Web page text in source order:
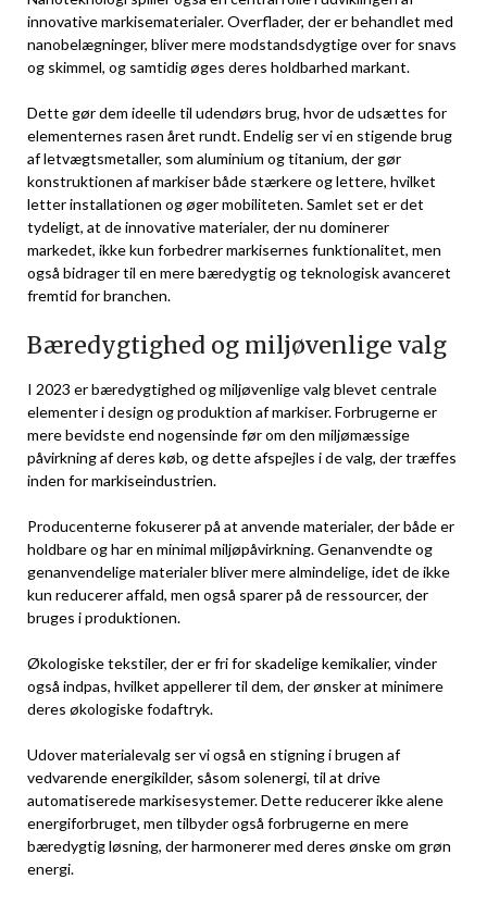
innovative markisematerialer. Overflader, der er behandlet med
nanobelægninger, bliver mere modstandsdygtige over for snavs
og skimmel, og samtidig øges deres holdbarhed markant.
Dette gør dem ideelle til udendørs brug, hvor de udsættes for
elementernes rasen året rundt. Endelig ser vi en stigende brug
af letvægtsmetaller, som aluminium og titanium, der gør
konstruktionen af markiser både stærkere og lettere, hvilket
letter installationen og øger mobiliteten. Samlet set er det
tydeligt, at de innovative materialer, der nu dominerer
markedet, ikke kun forbedrer markisernes funktionalitet, men
også bidrager til en mere bæredygtig og teknologisk avanceret
fremtid for branchen.
Bæredygtighed og miljøvenlige valg
I 2023 er bæredygtighed og miljøvenlige valg blevet centrale
elementer i design og produktion af markiser. Forbrugerne er
mere bevidste end nogensinde før om den miljømæssige
påvirkning af deres køb, og dette afspejles i de valg, der træffes
inden for markiseindustrien.
Producenterne fokuserer på at anvende materialer, der både er
holdbare og har en minimal miljøpåvirkning. Genanvendte og
genanvendelige materialer bliver mere almindelige, idet de ikke
kun reducerer affald, men også sparer på de ressourcer, der
bruges i produktionen.
Økologiske tekstiler, der er fri for skadelige kemikalier, vinder
også indpas, hvilket appellerer til dem, der ønsker at minimere
deres økologiske fodaftryk.
Udover materialevalg ser vi også en stigning i brugen af
vedvarende energikilder, såsom solenergi, til at drive
automatiserede markisesystemer. Dette reducerer ikke alene
energiforbruget, men tilbyder også forbrugerne en mere
bæredygtig løsning, der harmonerer med deres ønske om grøn
energi.